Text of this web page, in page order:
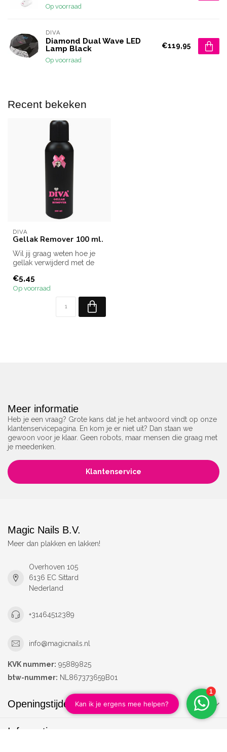
Op voorraad
DIVA
Diamond Dual Wave LED
Lamp Black
Op voorraad
€119,95
Recent bekeken
DIVA
Gellak Remover 100 ml.
Wil jij graag weten hoe je
gellak verwijderd met de
€5,45
Op voorraad
Meer informatie
Heb je een vraag? Grote kans dat je het antwoord vindt op onze
klantenservicepagina. En kom je er niet uit? Dan staan we
gewoon voor je klaar. Geen robots, maar mensen die graag met
je meedenken.
Klantenservice
Magic Nails B.V.
Meer dan plakken en lakken!
Overhoven 105
6136 EC Sittard
Nederland
+31464512389
info@magicnails.nl
KVK nummer: 95889825
btw-nummer: NL867373659B01
Openingstijden
Informatie